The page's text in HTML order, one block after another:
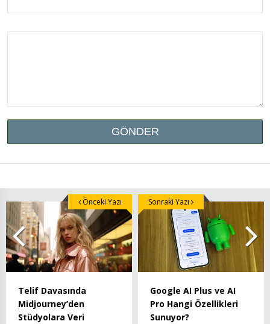
Telif Davasında
Midjourney’den
Stüdyolara Veri
Önceki Yazı
Google AI Plus ve AI
Pro Hangi Özellikleri
Sunuyor?
Sonraki Yazı